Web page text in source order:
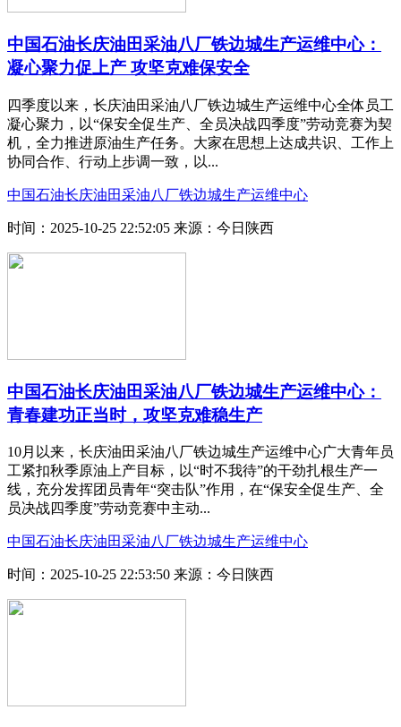
中国石油长庆油田采油八厂铁边城生产运维中心：
凝心聚力促上产 攻坚克难保安全
四季度以来，长庆油田采油八厂铁边城生产运维中心全体员工
凝心聚力，以“保安全促生产、全员决战四季度”劳动竞赛为契
机，全力推进原油生产任务。大家在思想上达成共识、工作上
协同合作、行动上步调一致，以...
中国石油长庆油田采油八厂铁边城生产运维中心
时间：2025-10-25 22:52:05 来源：今日陕西
中国石油长庆油田采油八厂铁边城生产运维中心：
青春建功正当时，攻坚克难稳生产
10月以来，长庆油田采油八厂铁边城生产运维中心广大青年员
工紧扣秋季原油上产目标，以“时不我待”的干劲扎根生产一
线，充分发挥团员青年“突击队”作用，在“保安全促生产、全
员决战四季度”劳动竞赛中主动...
中国石油长庆油田采油八厂铁边城生产运维中心
时间：2025-10-25 22:53:50 来源：今日陕西